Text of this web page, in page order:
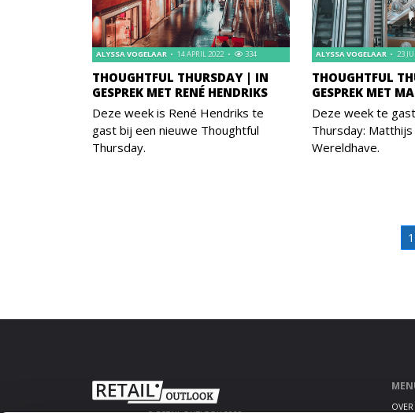
THOUGHTFUL THURSDAY | IN
GESPREK MET RENÉ HENDRIKS
ALYSSA VOGELAAR 14 APRIL 2022 334
Deze week is René Hendriks te
gast bij een nieuwe Thoughtful
Thursday.
THOUGHTFUL
GESPREK MET
ALYSSA VOGELAAR 23
Deze week te
Thursday: Matthijs
Wereldhave.
1